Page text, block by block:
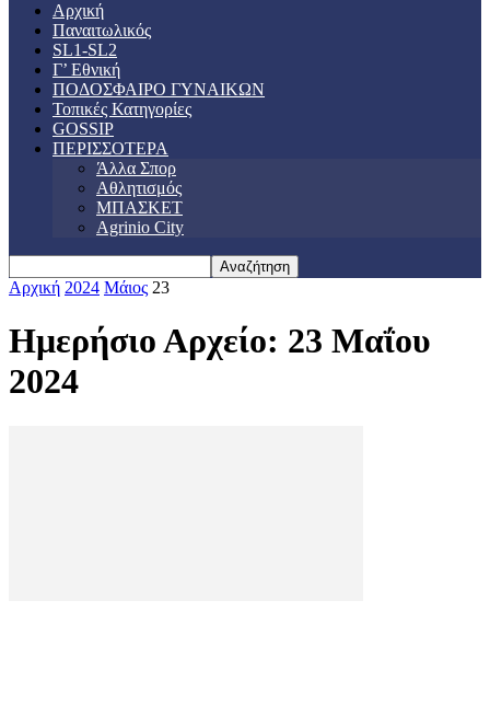
Αρχική
Παναιτωλικός
SL1-SL2
Γ’ Εθνική
ΠΟΔΟΣΦΑΙΡΟ ΓΥΝΑΙΚΩΝ
Τοπικές Κατηγορίες
GOSSIP
ΠΕΡΙΣΣΟΤΕΡΑ
Άλλα Σπορ
Αθλητισμός
ΜΠΑΣΚΕΤ
Agrinio City
Αρχική 2024 Μάιος 23
Ημερήσιο Αρχείο: 23 Μαΐου
2024